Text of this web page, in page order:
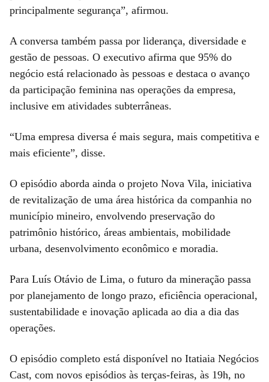
principalmente segurança”, afirmou.
A conversa também passa por liderança, diversidade e
gestão de pessoas. O executivo afirma que 95% do
negócio está relacionado às pessoas e destaca o avanço
da participação feminina nas operações da empresa,
inclusive em atividades subterrâneas.
“Uma empresa diversa é mais segura, mais competitiva e
mais eficiente”, disse.
O episódio aborda ainda o projeto Nova Vila, iniciativa
de revitalização de uma área histórica da companhia no
município mineiro, envolvendo preservação do
patrimônio histórico, áreas ambientais, mobilidade
urbana, desenvolvimento econômico e moradia.
Para Luís Otávio de Lima, o futuro da mineração passa
por planejamento de longo prazo, eficiência operacional,
sustentabilidade e inovação aplicada ao dia a dia das
operações.
O episódio completo está disponível no Itatiaia Negócios
Cast, com novos episódios às terças-feiras, às 19h, no